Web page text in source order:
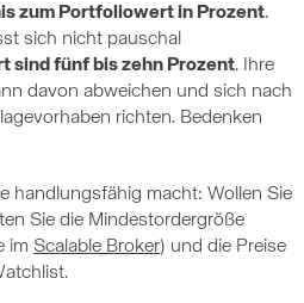
zum Portfoliowert in Prozent.
sich nicht pauschal
sind fünf bis zehn Prozent. Ihre
davon abweichen und sich nach
richten. Bedenken
handlungsfähig macht: Wollen Sie
Sie die Mindestordergröße
im Scalable Broker) und die Preise